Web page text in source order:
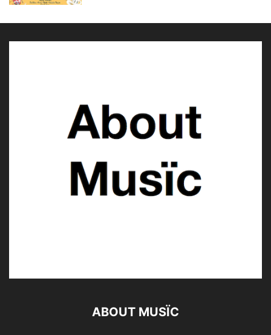
ABOUT MUSÏC